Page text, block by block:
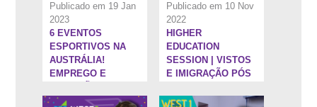
Publicado em 19 Jan
2023
6 EVENTOS
ESPORTIVOS NA
AUSTRÁLIA!
EMPREGO E
Publicado em 10 Nov
2022
HIGHER
EDUCATION
SESSION | VISTOS
E IMIGRAÇÃO PÓS
SUPERIOR NA
1:31:32''